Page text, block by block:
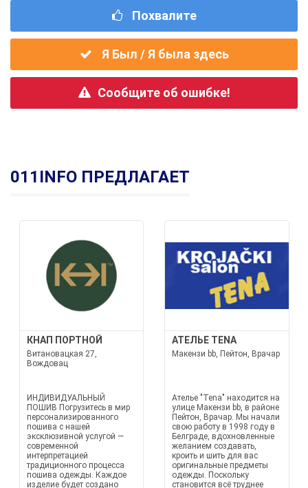
Похвалите
Я Был / Я была здесь
Сообщите об ошибке!
011INFO ПРЕДЛАГАЕТ
КНАП ПОРТНОЙ
Витановацкая 27,
Вождовац
ИНДИВИДУАЛЬНЫЙ
ПОШИВ Погрузитесь в мир
персонализированного
пошива с нашей
эксклюзивной услугой —
современной
интерпретацией
традиционного процесса
пошива одежды. Каждое
изделие будет создано
АТЕЛЬЕ TENA
Макензи bb, Пейтон, Врачар
Ателье "Tena" находится на
улице Макензи bb, в районе
Пейтон, Врачар. Мы начали
свою работу в 1998 году в
Белграде, вдохновленные
желанием создавать,
кроить и шить для вас
оригинальные предметы
одежды. Поскольку
становится всё труднее